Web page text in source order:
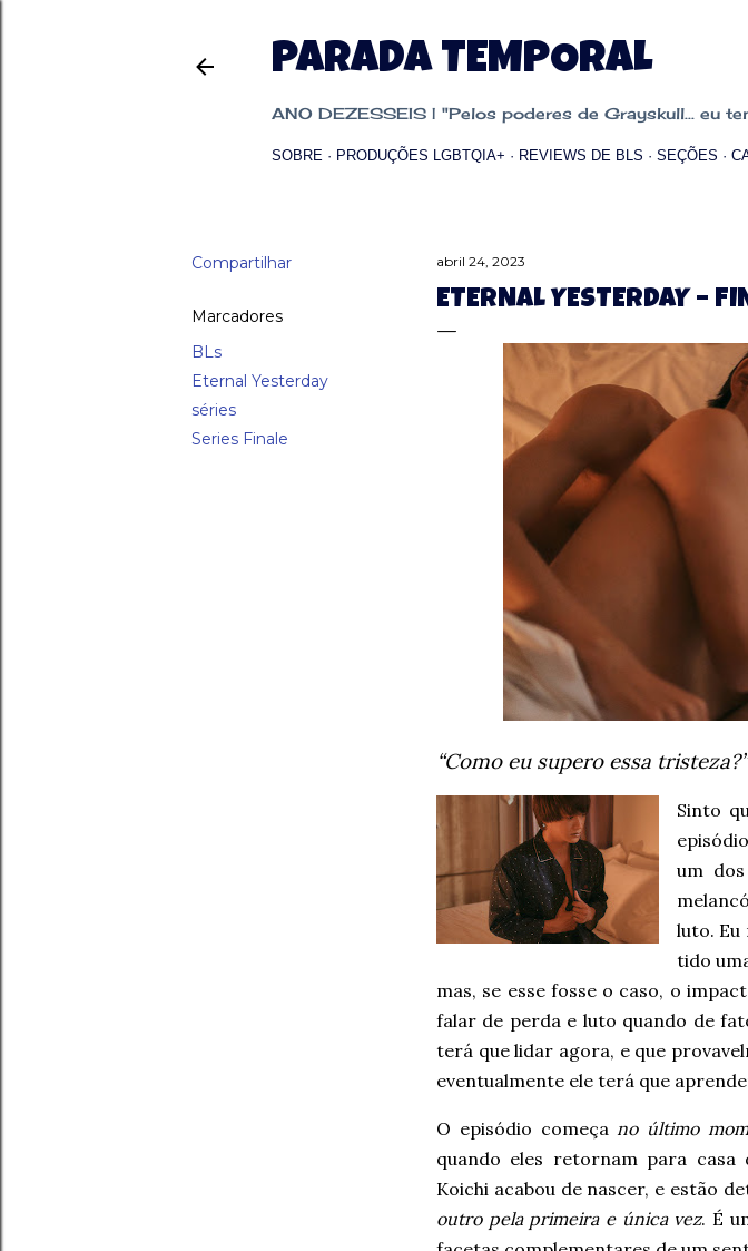
PARADA TEMPORAL
ANO DEZESSEIS | "Pelos poderes de Grayskull... eu
SOBRE PRODUÇÕES LGBTQIA+ REVIEWS DE BLS SEÇÕES
Compartilhar
Marcadores
BLs
Eternal Yesterday
séries
Series Finale
abril 24, 2023
ETERNAL YESTERDAY –
“Como eu supero essa tristeza?”
Sinto
um
luto. Eu
tido
mas, se esse fosse o caso, o
falar de perda e luto quando de
terá que lidar agora, e que
eventualmente ele terá que
O episódio começano último
quando eles retornam para
Koichi acabou de nascer, e estão
outro pela primeira e única vez. É